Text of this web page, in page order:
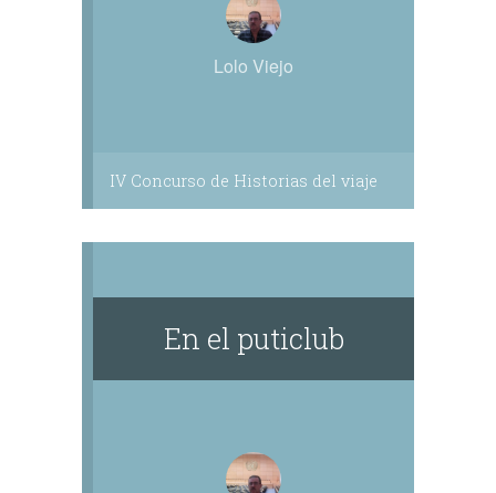
Lolo Viejo
IV Concurso de Historias del viaje
En el puticlub